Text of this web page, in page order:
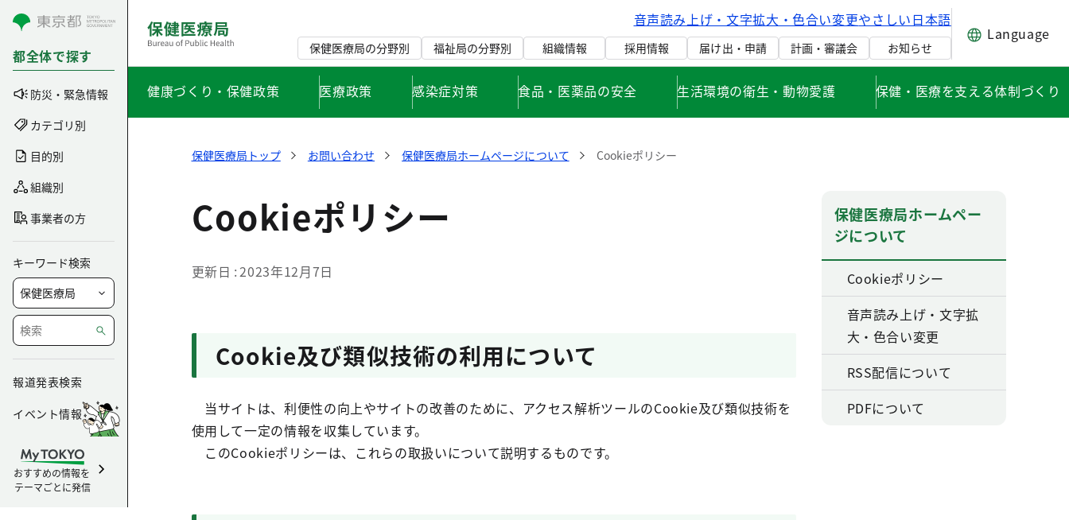
コンテンツにスキップ
都全体で探す
防災・緊急情報
カテゴリ別
目的別
組織別
事業者の方
キーワード検索
報道発表検索
イベント情報
おすすめの情報を
テーマごとに発信
音声読み上げ・文字拡大・色合い変更やさしい日本語
保健医療局の分野別 福祉局の分野別 組織情報 採用情報 届け出・申請 計画・審議会 お知らせ
Language
健康づくり・保健政策 医療政策 感染症対策 食品・医薬品の安全 生活環境の衛生・動物愛護 保健・医療を支える体制づくり
保健医療局トップ お問い合わせ 保健医療局ホームページについて Cookieポリシー
Cookieポリシー
更新日 2023年12月7日
Cookie及び類似技術の利用について
当サイトは、利便性の向上やサイトの改善のために、アクセス解析ツールのCookie及び類似技術を
使用して一定の情報を収集しています。
このCookieポリシーは、これらの取扱いについて説明するものです。
保健医療局ホームペー
ジについて
Cookieポリシー
音声読み上げ・文字拡
大・色合い変更
RSS配信について
PDFについて